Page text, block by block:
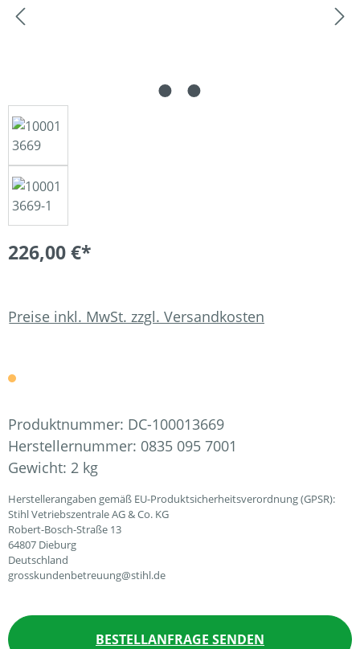
226,00 €*
Preise inkl. MwSt. zzgl. Versandkosten
Produktnummer: DC-100013669
Herstellernummer: 0835 095 7001
Gewicht: 2 kg
Herstellerangaben gemäß EU-Produktsicherheitsverordnung (GPSR):
Stihl Vetriebszentrale AG & Co. KG
Robert-Bosch-Straße 13
64807 Dieburg
Deutschland
grosskundenbetreuung@stihl.de
BESTELLANFRAGE SENDEN